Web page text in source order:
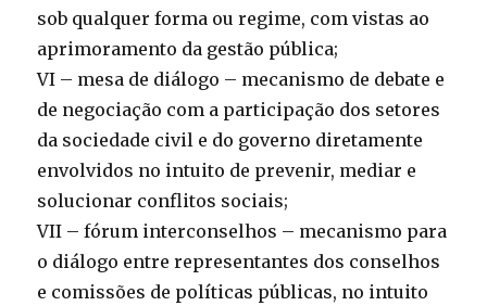
sob qualquer forma ou regime, com vistas ao
aprimoramento da gestão pública;
VI – mesa de diálogo – mecanismo de debate e
de negociação com a participação dos setores
da sociedade civil e do governo diretamente
envolvidos no intuito de prevenir, mediar e
solucionar conflitos sociais;
VII – fórum interconselhos – mecanismo para
o diálogo entre representantes dos conselhos
e comissões de políticas públicas, no intuito